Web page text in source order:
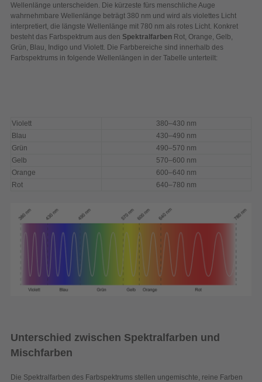
Wellenlänge unterscheiden. Die kürzeste fürs menschliche Auge
wahrnehmbare Wellenlänge beträgt 380 nm und wird als violettes Licht
interpretiert, die längste Wellenlänge mit 780 nm als rotes Licht. Konkret
besteht das Farbspektrum aus den Spektralfarben Rot, Orange, Gelb,
Grün, Blau, Indigo und Violett. Die Farbbereiche sind innerhalb des
Farbspektrums in folgende Wellenlängen in der Tabelle unterteilt:
Violett
380–430 nm
Blau
430–490 nm
Grün
490–570 nm
Gelb
570–600 nm
Orange
600–640 nm
Rot
640–780 nm
Unterschied zwischen Spektralfarben und
Mischfarben
Die Spektralfarben des Farbspektrums stellen ungemischte, reine Farben